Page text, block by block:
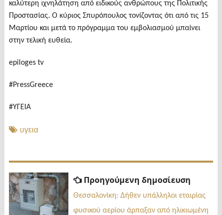
καλύτερη ιχνηλάτηση από ειδικούς ανθρώπους της Πολιτικής
Προστασίας. Ο κύριος Σπυρόπουλος τονίζοντας ότι από τις 15
Μαρτίου και μετά το πρόγραμμα του εμβολιασμού μπαίνει
στην τελική ευθεία.
epiloges tv
#PressGreece
#ΥΓΕΙΑ
υγεια
Πλοήγηση
άρθρων
Προηγούμενη δημοσίευση
Θεσσαλονίκη: Δήθεν υπάλληλοι εταιρίας
φυσικού αερίου άρπαξαν από ηλικιωμένη